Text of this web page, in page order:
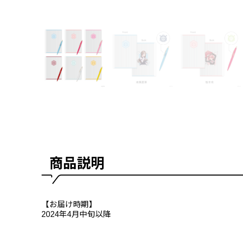
商品説明
【お届け時期】
2024年4月中旬以降